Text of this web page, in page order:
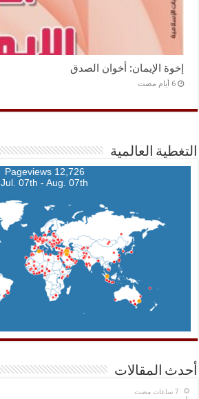
إخوة الإيمان: أخوان الصدق
‏6 أيام مضت
التغطية العالمية
12,726 Pageviews
Jul. 07th - Aug. 07th
أحدث المقالات